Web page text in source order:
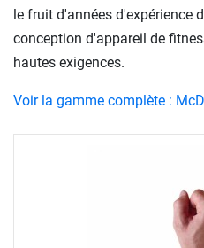
le fruit d'années d'expérience
conception d'appareil de
hautes exigences.
Voir la gamme complète :